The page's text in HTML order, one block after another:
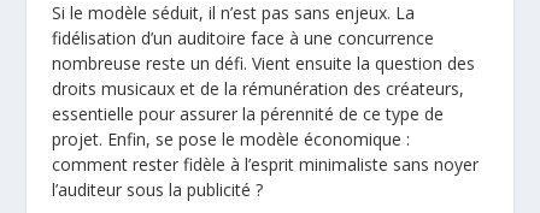
Si le modèle séduit, il n’est pas sans enjeux. La
fidélisation d’un auditoire face à une concurrence
nombreuse reste un défi. Vient ensuite la question des
droits musicaux et de la rémunération des créateurs,
essentielle pour assurer la pérennité de ce type de
projet. Enfin, se pose le modèle économique :
comment rester fidèle à l’esprit minimaliste sans noyer
l’auditeur sous la publicité ?